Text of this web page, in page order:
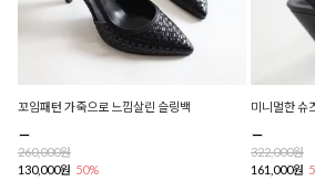
꼬임패턴 가죽으로 느낌살린 슬링백
260,000원
130,000원 50%
미니멀한 슈
322,000원
161,000원